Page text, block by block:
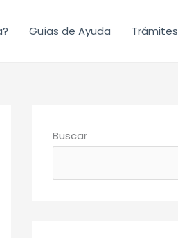
Guías de Ayuda Trámites
Buscar